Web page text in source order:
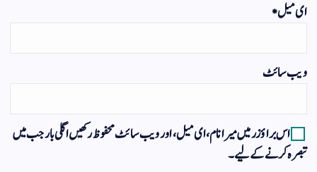
ای میل*
ویب‌ سائٹ
اس براؤزر میں میرا نام، ای میل، اور ویب سائٹ محفوظ رکھیں اگلی بار جب میں
تبصرہ کرنے کےلیے۔